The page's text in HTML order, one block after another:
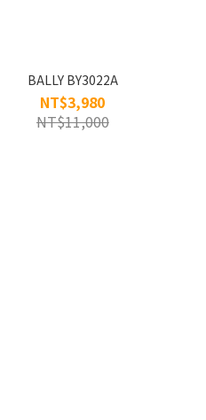
BALLY BY3022A
NT$3,980
NT$11,000